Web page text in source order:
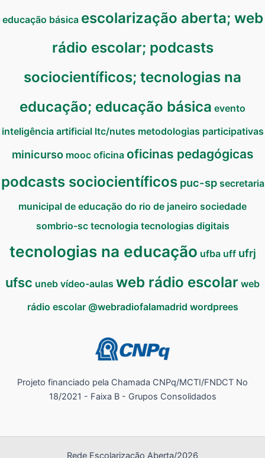
educação básica escolarização aberta; web
rádio escolar; podcasts
sociocientíficos; tecnologias na
educação; educação básica evento
inteligência artificial ltc/nutes metodologias participativas
minicurso mooc oficina oficinas pedagógicas
podcasts sociocientíficos puc-sp secretaria
municipal de educação do rio de janeiro sociedade
sombrio-sc tecnologia tecnologias digitais
tecnologias na educação ufba uff ufrj
ufsc uneb vídeo-aulas web rádio escolar web
rádio escolar @webradiofalamadrid wordprees
Projeto financiado pela Chamada CNPq/MCTI/FNDCT No
18/2021 - Faixa B - Grupos Consolidados